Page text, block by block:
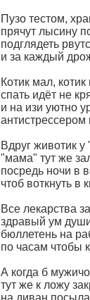
Пузо тестом,
прячут лысину
подглядеть
и за каждый
Котик мал,
спать идёт не
и на изи уютно
антистрессером
Вдруг животик у
"мама" тут же
посредь ночи в
чтоб воткнуть в
Все лекарства
здравый ум
бюллетень на
по часам чтобы
А когда б
тут же к ложу
на диван